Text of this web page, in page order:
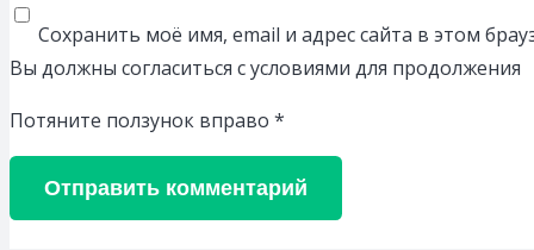
Сохранить моё имя, email и адрес сайта в этом
Вы должны согласиться с условиями для продолжения
Потяните ползунок вправо *
Отправить комментарий